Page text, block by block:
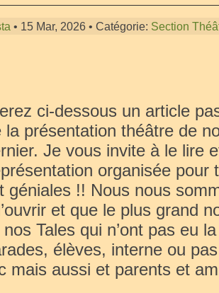
• 15 Mar, 2026 • Catégorie: Section
ci-dessous un article
la présentation théâtre de
Je vous invite à le lire
organisée pour
géniales !! Nous nous
et que le plus grand
Tales qui n’ont pas eu
élèves, interne ou
mais aussi et parents et